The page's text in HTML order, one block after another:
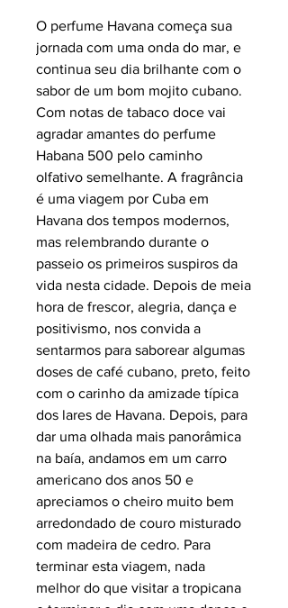
O perfume Havana começa sua
jornada com uma onda do mar, e
continua seu dia brilhante com o
sabor de um bom mojito cubano.
Com notas de tabaco doce vai
agradar amantes do perfume
Habana 500 pelo caminho
olfativo semelhante. A fragrância
é uma viagem por Cuba em
Havana dos tempos modernos,
mas relembrando durante o
passeio os primeiros suspiros da
vida nesta cidade. Depois de meia
hora de frescor, alegria, dança e
positivismo, nos convida a
sentarmos para saborear algumas
doses de café cubano, preto, feito
com o carinho da amizade típica
dos lares de Havana. Depois, para
dar uma olhada mais panorâmica
na baía, andamos em um carro
americano dos anos 50 e
apreciamos o cheiro muito bem
arredondado de couro misturado
com madeira de cedro. Para
terminar esta viagem, nada
melhor do que visitar a tropicana